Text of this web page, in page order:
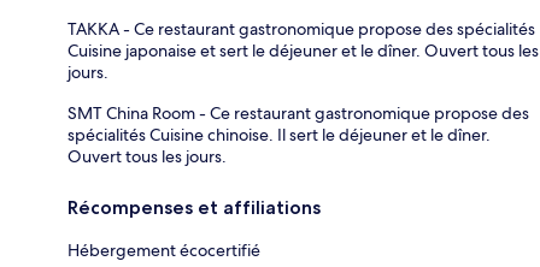
TAKKA - Ce restaurant gastronomique propose des spécialités
Cuisine japonaise et sert le déjeuner et le dîner. Ouvert tous les
jours.
SMT China Room - Ce restaurant gastronomique propose des
spécialités Cuisine chinoise. Il sert le déjeuner et le dîner.
Ouvert tous les jours.
Récompenses et affiliations
Hébergement écocertifié